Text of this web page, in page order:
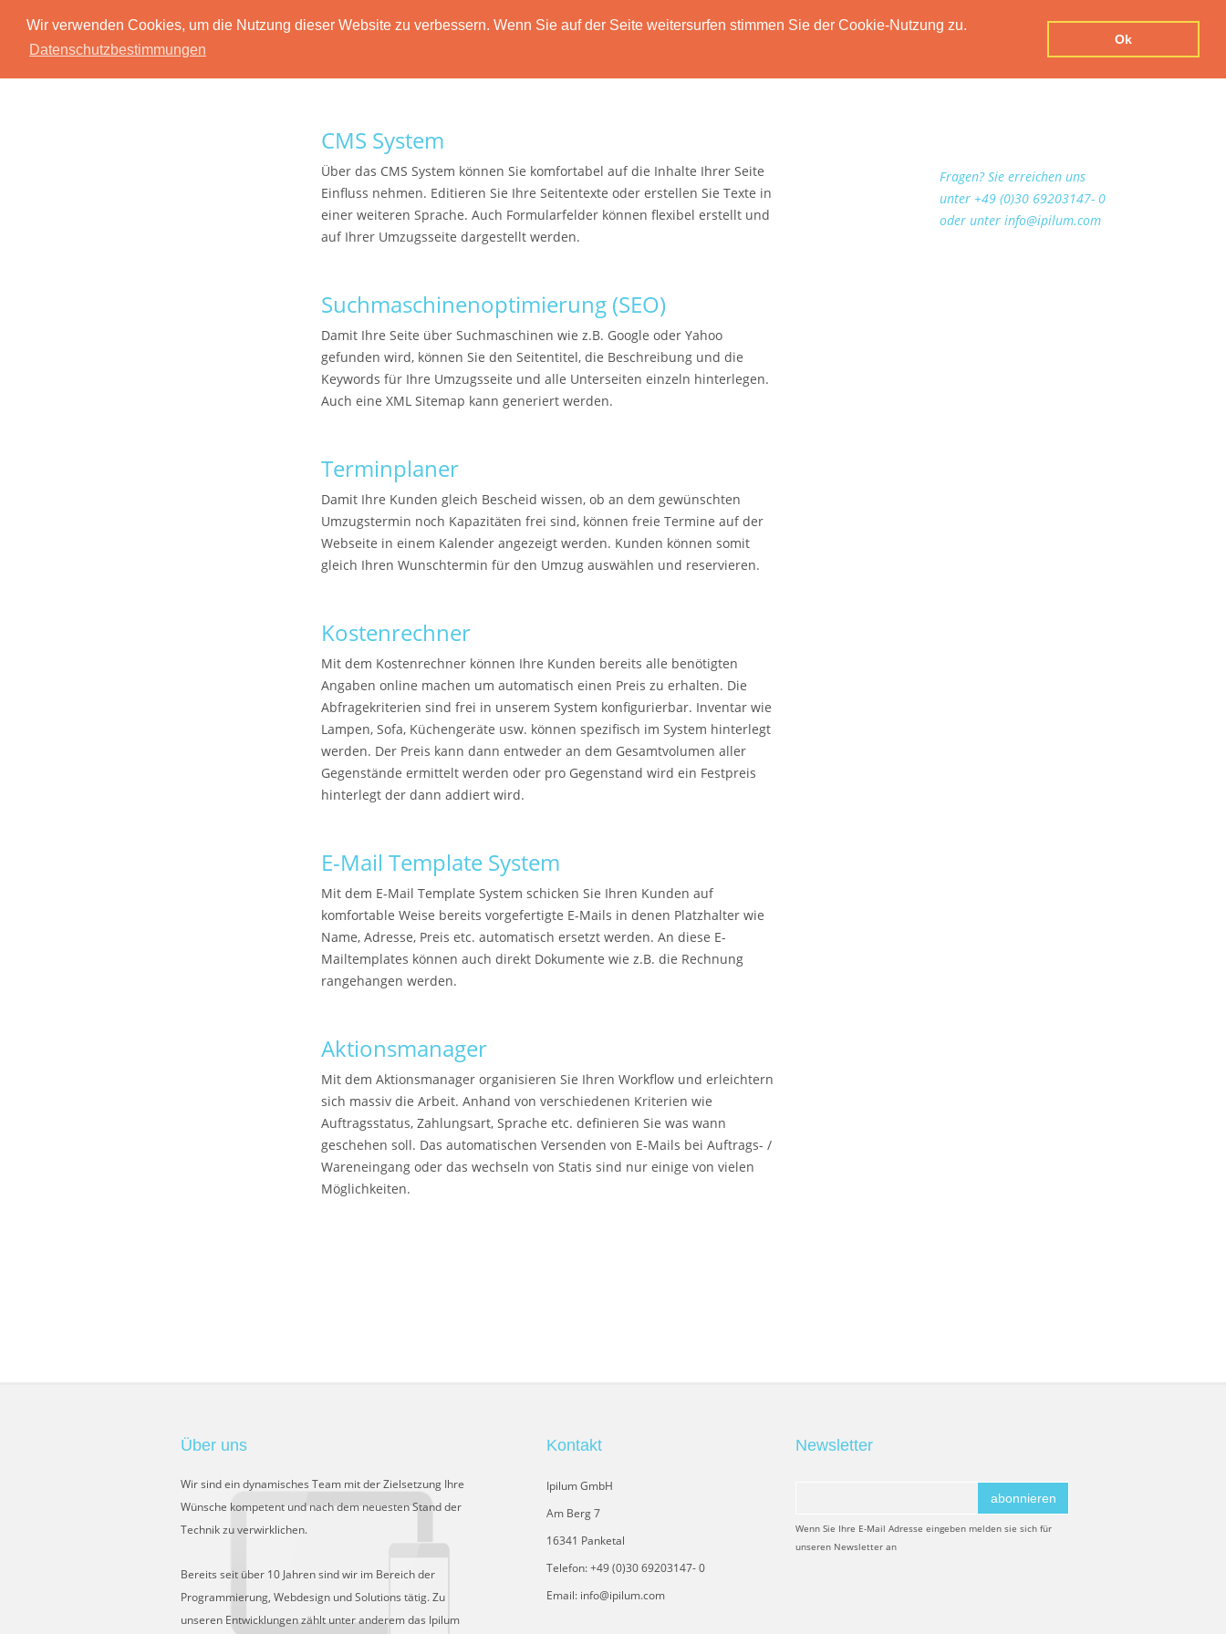
Wir verwenden Cookies, um die Nutzung dieser Website zu verbessern. Wenn Sie auf der Seite weitersurfen stimmen Sie der Cookie-Nutzung zu.
Datenschutzbestimmungen
Ok
HOME FUNKTIONEN PREISE DATENSCHUTZERKLÄRUNG IMPRESSUM KONTAKT
CMS System
Über das CMS System können Sie komfortabel auf die Inhalte Ihrer Seite
Einfluss nehmen. Editieren Sie Ihre Seitentexte oder erstellen Sie Texte in
einer weiteren Sprache. Auch Formularfelder können flexibel erstellt und
auf Ihrer Umzugsseite dargestellt werden.
Suchmaschinenoptimierung (SEO)
Damit Ihre Seite über Suchmaschinen wie z.B. Google oder Yahoo
gefunden wird, können Sie den Seitentitel, die Beschreibung und die
Keywords für Ihre Umzugsseite und alle Unterseiten einzeln hinterlegen.
Auch eine XML Sitemap kann generiert werden.
Terminplaner
Damit Ihre Kunden gleich Bescheid wissen, ob an dem gewünschten
Umzugstermin noch Kapazitäten frei sind, können freie Termine auf der
Webseite in einem Kalender angezeigt werden. Kunden können somit
gleich Ihren Wunschtermin für den Umzug auswählen und reservieren.
Kostenrechner
Mit dem Kostenrechner können Ihre Kunden bereits alle benötigten
Angaben online machen um automatisch einen Preis zu erhalten. Die
Abfragekriterien sind frei in unserem System konfigurierbar. Inventar wie
Lampen, Sofa, Küchengeräte usw. können spezifisch im System hinterlegt
werden. Der Preis kann dann entweder an dem Gesamtvolumen aller
Gegenstände ermittelt werden oder pro Gegenstand wird ein Festpreis
hinterlegt der dann addiert wird.
E-Mail Template System
Mit dem E-Mail Template System schicken Sie Ihren Kunden auf
komfortable Weise bereits vorgefertigte E-Mails in denen Platzhalter wie
Name, Adresse, Preis etc. automatisch ersetzt werden. An diese E-
Mailtemplates können auch direkt Dokumente wie z.B. die Rechnung
rangehangen werden.
Aktionsmanager
Mit dem Aktionsmanager organisieren Sie Ihren Workflow und erleichtern
sich massiv die Arbeit. Anhand von verschiedenen Kriterien wie
Auftragsstatus, Zahlungsart, Sprache etc. definieren Sie was wann
geschehen soll. Das automatischen Versenden von E-Mails bei Auftrags- /
Wareneingang oder das wechseln von Statis sind nur einige von vielen
Möglichkeiten.
Fragen? Sie erreichen uns
unter +49 (0)30 69203147- 0
oder unter info@ipilum.com
Über uns
Wir sind ein dynamisches Team mit der Zielsetzung Ihre
Wünsche kompetent und nach dem neuesten Stand der
Technik zu verwirklichen.
Bereits seit über 10 Jahren sind wir im Bereich der
Programmierung, Webdesign und Solutions tätig. Zu
unseren Entwicklungen zählt unter anderem das Ipilum
Kontakt
Ipilum GmbH
Am Berg 7
16341 Panketal
Telefon: +49 (0)30 69203147- 0
Email: info@ipilum.com
Newsletter
abonnieren
Wenn Sie Ihre E-Mail Adresse eingeben melden sie sich für
unseren Newsletter an